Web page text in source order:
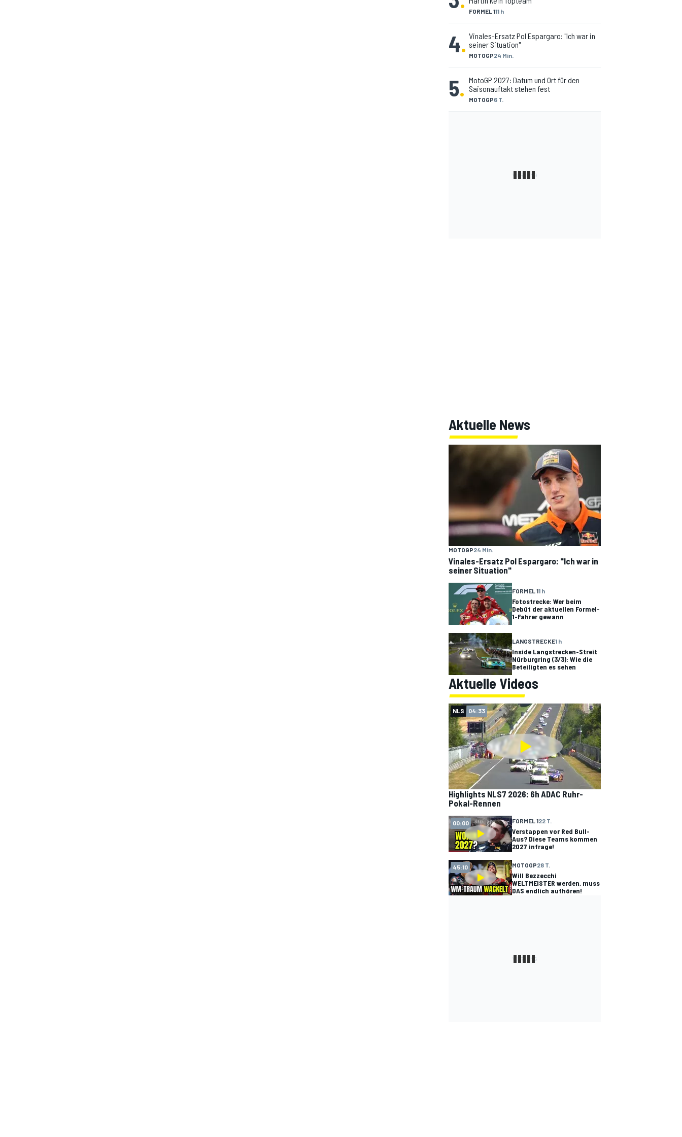
FORMEL 111 h
4. MOTOGP24 Min.
Vinales-Ersatz Pol Espargaro: "Ich war in
seiner Situation"
5. MOTOGP6 T.
MotoGP 2027: Datum und Ort für den
Saisonauftakt stehen fest
Aktuelle News
MOTOGP24 Min.
Vinales-Ersatz Pol Espargaro: "Ich war in
seiner Situation"
FORMEL 11 h
Fotostrecke: Wer beim
Debüt der aktuellen Formel-
1-Fahrer gewann
LANGSTRECKE1 h
Inside Langstrecken-Streit
Nürburgring (3/3): Wie die
Beteiligten es sehen
Aktuelle Videos
NLS 04:33
Highlights NLS7 2026: 6h ADAC Ruhr-
Pokal-Rennen
00:00 FORMEL 122 T.
Verstappen vor Red Bull-
Aus? Diese Teams kommen
2027 infrage!
45:10 MOTOGP28 T.
Will Bezzecchi
WELTMEISTER werden, muss
DAS endlich aufhören!